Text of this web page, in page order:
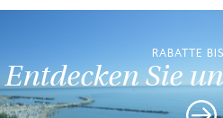
RABATTE
Entdecken Sie